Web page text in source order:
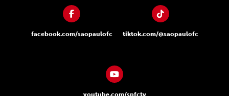
facebook.com/saopaulofc tiktok.com/@saopaulofc
youtube.com/spfctv